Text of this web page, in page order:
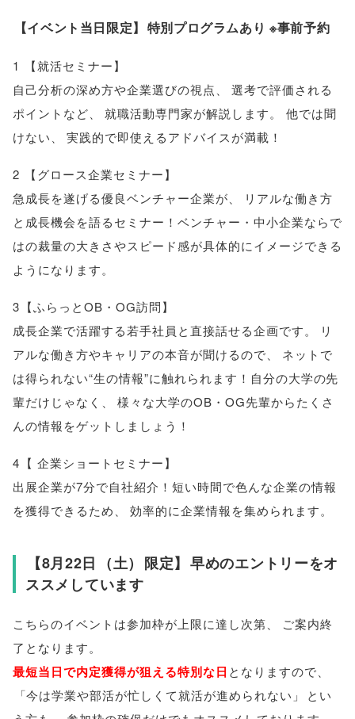
【イベント当日限定】 特別プログラムあり ※事前予約
1 【就活セミナー】
自己分析の深め方や企業選びの視点
選考で評価される
ポイントなど
就職活動専門家が解説します。
他では聞
けない
実践的で即使えるアドバイスが満載！
2 【グロース企業セミナー】
急成長を遂げる優良ベンチャー企業が
リアルな働き方
と成長機会を語るセミナー！ベンチャー・中小企業ならで
はの裁量の大きさやスピード感が具体的にイメージできる
ようになります。
3 【ふらっとOB・OG訪問】
成長企業で活躍する若手社員と直接話せる企画です。
リ
アルな働き方やキャリアの本音が聞けるので
ネットで
は得られない“生の情報”に触れられます！自分の大学の先
輩だけじゃなく
様々な大学のOB・OG先輩からたくさ
んの情報をゲットしましょう！
4 【 企業ショートセミナー】
出展企業が7分で自社紹介！短い時間で色んな企業の情報
を獲得できるため
効率的に企業情報を集められます。
【8月22日 （土） 限定】 早めのエントリーをオ
ススメしています
こちらのイベントは参加枠が上限に達し次第
ご案内終
了となります。
最短当日で内定獲得が狙える特別な日 となりますので
「今は学業や部活が忙しくて就活が進められない 」
とい